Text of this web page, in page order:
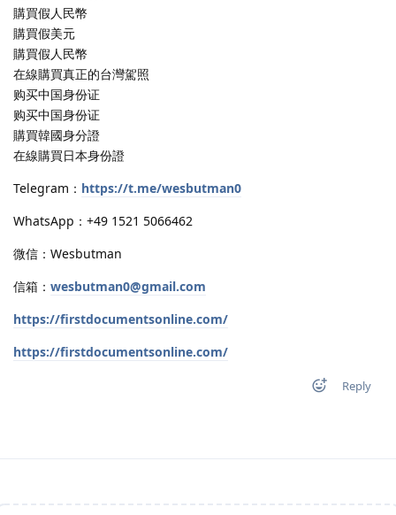
購買假人民幣
購買假美元
購買假人民幣
在線購買真正的台灣駕照
购买中国身份证
购买中国身份证
購買韓國身分證
在線購買日本身份證
Telegram： https://t.me/wesbutman0
WhatsApp：+49 1521 5066462
微信：Wesbutman
信箱： wesbutman0@gmail.com
https://firstdocumentsonline.com/
https://firstdocumentsonline.com/
Reply